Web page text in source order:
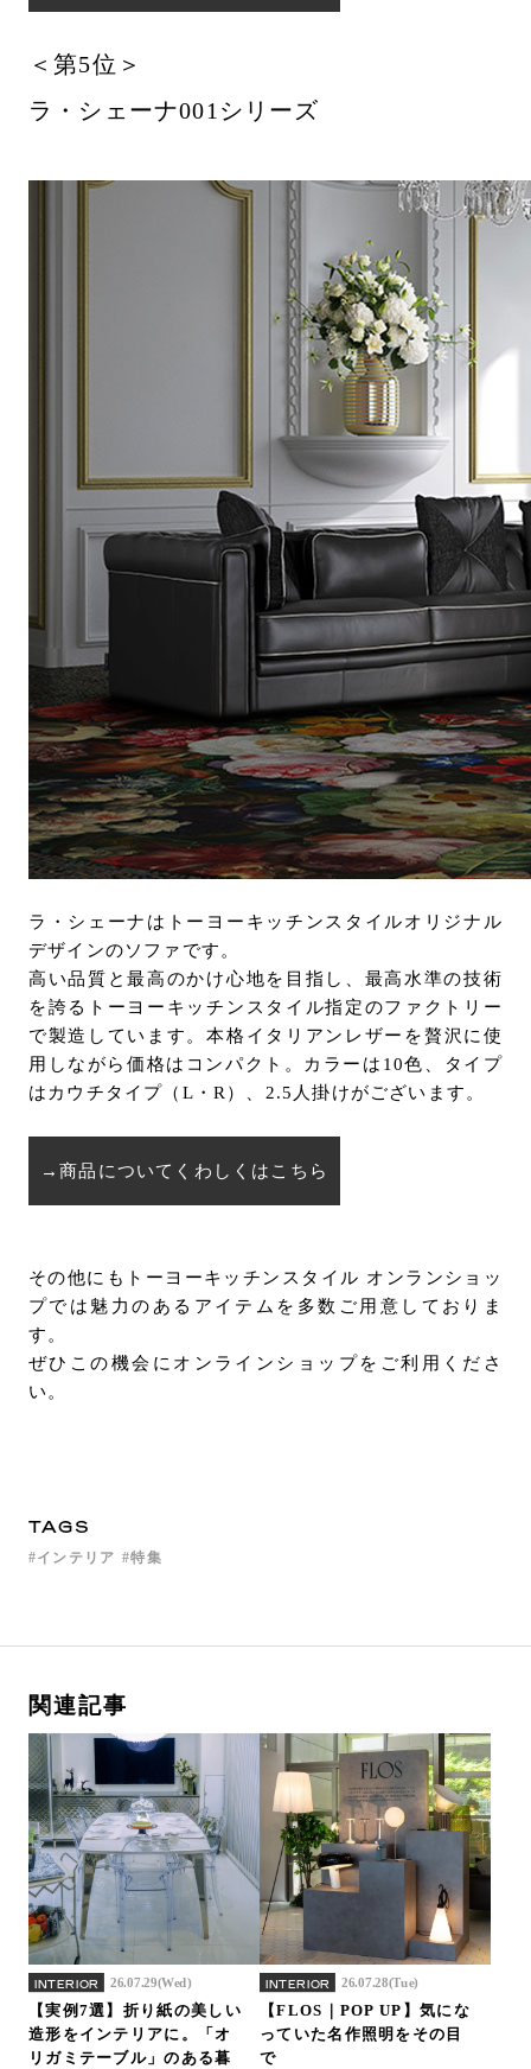
＜第5位＞
ラ・シェーナ001シリーズ
ラ・シェーナはトーヨーキッチンスタイルオリジナル
デザインのソファです。
高い品質と最高のかけ心地を目指し、最高水準の技術
を誇るトーヨーキッチンスタイル指定のファクトリー
で製造しています。本格イタリアンレザーを贅沢に使
用しながら価格はコンパクト。カラーは10色、タイプ
は カウチタイプ（L・R）、2.5人掛けがございます。
→商品についてくわしくはこちら
その他にもトーヨーキッチンスタイル オンランショッ
プでは魅力のあるアイテムを多数ご用意しておりま
す。
ぜひこの機会にオンラインショップをご利用くださ
い。
TAGS
インテリア 特集
関連記事
INTERIOR 26.07.29(Wed)
【実例7選】折り紙の美しい
造形をインテリアに。「オ
リガミテーブル」のある暮
INTERIOR 26.07.28(Tue)
【FLOS｜POP UP】気にな
っていた名作照明をその目
で